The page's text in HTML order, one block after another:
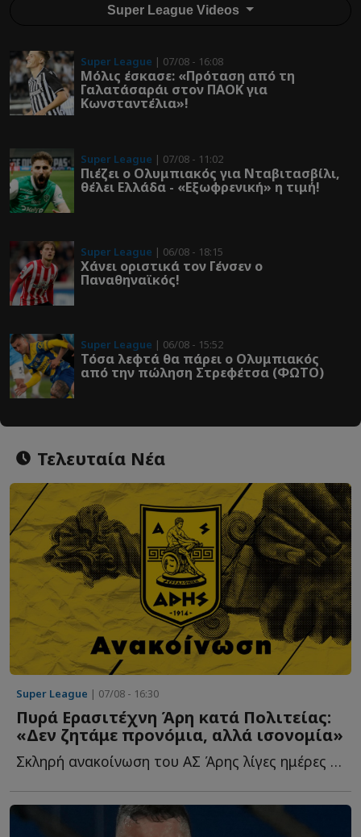
Super League Videos
Super League | 07/08 - 16:08
Μόλις έσκασε: «Πρόταση από τη
Γαλατάσαράι στον ΠΑΟΚ για
Κωνσταντέλια»!
Super League | 07/08 - 11:02
Πιέζει ο Ολυμπιακός για Νταβιτασβίλι,
θέλει Ελλάδα - «Εξωφρενική» η τιμή!
Super League | 06/08 - 18:15
Χάνει οριστικά τον Γένσεν ο
Παναθηναϊκός!
Super League | 06/08 - 15:52
Τόσα λεφτά θα πάρει ο Ολυμπιακός
από την πώληση Στρεφέτσα (ΦΩΤΟ)
Τελευταία Νέα
Super League | 07/08 - 16:30
Πυρά Ερασιτέχνη Άρη κατά Πολιτείας:
«Δεν ζητάμε προνόμια, αλλά ισονομία»
Σκληρή ανακοίνωση του ΑΣ Άρης λίγες ημέρες πριν από τ...